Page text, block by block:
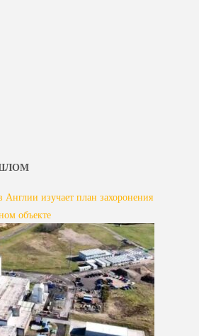
Англии изучает план захоронения
объекте